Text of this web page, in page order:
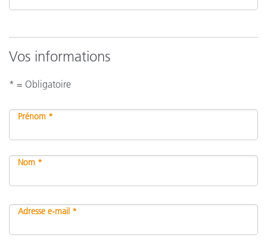
Vos informations
* = Obligatoire
Prénom *
Nom *
Adresse e-mail *